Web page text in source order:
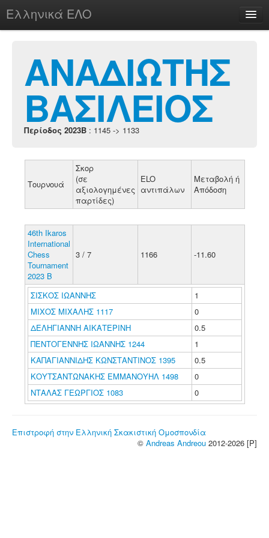
Ελληνικά ΕΛΟ
chesstu.be @ discord
Login
ΑΝΑΔΙΩΤΗΣ
ΒΑΣΙΛΕΙΟΣ
Περίοδος 2023B : 1145 -> 1133
Τουρνουά
Σκορ
(σε
αξιολογημένες
παρτίδες)
ELO
αντιπάλων
Μεταβολή ή
Απόδοση
46th Ikaros
International
Chess
Tournament
2023 B
3 / 7 1166 -11.60
ΣΙΣΚΟΣ ΙΩΑΝΝΗΣ
1
ΜΙΧΟΣ ΜΙΧΑΛΗΣ 1117
0
ΔΕΛΗΓΙΑΝΝΗ ΑΙΚΑΤΕΡΙΝΗ
0.5
ΠΕΝΤΟΓΕΝΝΗΣ ΙΩΑΝΝΗΣ 1244
1
ΚΑΠΑΓΙΑΝΝΙΔΗΣ ΚΩΝΣΤΑΝΤΙΝΟΣ 1395
0.5
ΚΟΥΤΣΑΝΤΩΝΑΚΗΣ ΕΜΜΑΝΟΥΗΛ 1498
0
ΝΤΑΛΑΣ ΓΕΩΡΓΙΟΣ 1083
0
Επιστροφή στην Ελληνική Σκακιστική Ομοσπονδία
© Andreas Andreou 2012-2026 [P]